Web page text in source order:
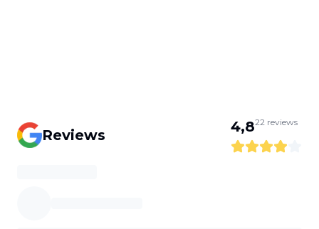
Reviews 4,822 reviews